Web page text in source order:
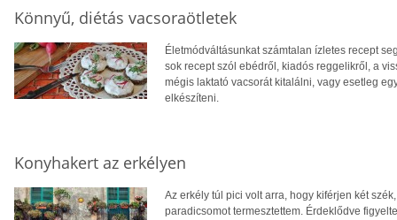
Könnyű, diétás vacsoraötletek
Életmódváltásunkat számtalan ízletes recept
sok recept szól ebédről, kiadós reggelikről, a
mégis laktató vacsorát kitalálni, vagy esetleg
elkészíteni.
Konyhakert az erkélyen
Az erkély túl pici volt arra, hogy kiférjen két
paradicsomot termesztettem. Érdeklődve